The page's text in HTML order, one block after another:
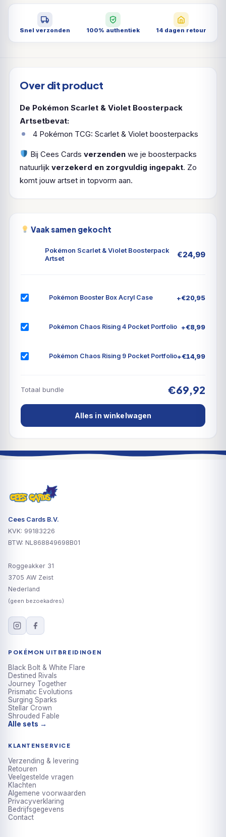
Snel verzonden 100% authentiek 14 dagen retour
Over dit product
De Pokémon Scarlet & Violet Boosterpack
Artsetbevat:
4 Pokémon TCG: Scarlet & Violet boosterpacks
Bij Cees Cardsverzenden we je boosterpacks
natuurlijk verzekerd en zorgvuldig ingepakt. Zo
komt jouw artset in topvorm aan.
Vaak samen gekocht
Pokémon Scarlet & Violet Boosterpack
Artset
€24,99
Pokémon Booster Box Acryl Case +€20,95
Pokémon Chaos Rising 4 Pocket Portfolio +€8,99
Pokémon Chaos Rising 9 Pocket Portfolio+€14,99
Totaal bundle €69,92
Alles in winkelwagen
Cees Cards B.V.
KVK: 99183226
BTW: NL868849698B01
Roggeakker 31
3705 AW Zeist
Nederland
(geen bezoekadres)
POKÉMON UITBREIDINGEN
Black Bolt & White Flare
Destined Rivals
Journey Together
Prismatic Evolutions
Surging Sparks
Stellar Crown
Shrouded Fable
Alle sets →
KLANTENSERVICE
Verzending & levering
Retouren
Veelgestelde vragen
Klachten
Algemene voorwaarden
Privacyverklaring
Bedrijfsgegevens
Contact